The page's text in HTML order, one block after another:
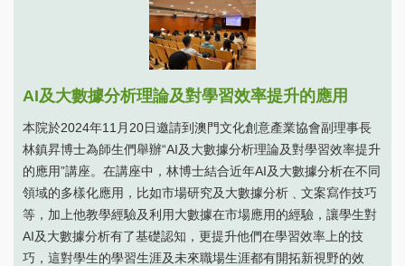
AI及大數據分析理論及對學習效率提升的應用
本院於2024年11月20日邀請到澳門文化創意產業協會副理事長
林鎮昇博士為師生們舉辦“AI及大數據分析理論及對學習效率提升
的應用”講座。在講座中，林博士結合近年AI及大數據分析在不同
領域的多樣化應用，比如市場研究及大數據分析﹑文案寫作技巧
等，加上他教學經驗及利用大數據在市場應用的經驗，讓學生對
AI及大數據分析有了基礎認知，更提升他們在學習效率上的技
巧，這對學生的學習生涯及未來職場生涯都有開拓新視野的效